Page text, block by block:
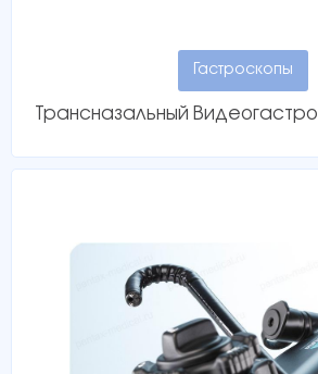
Гастроскопы
Трансназальный